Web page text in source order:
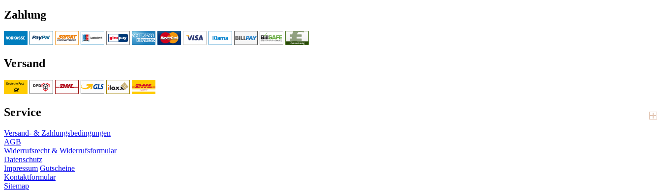
Zahlung
Versand
Service
Versand- & Zahlungsbedingungen
AGB
Widerrufsrecht & Widerrufsformular
Datenschutz
Impressum Gutscheine
Kontaktformular
Sitemap